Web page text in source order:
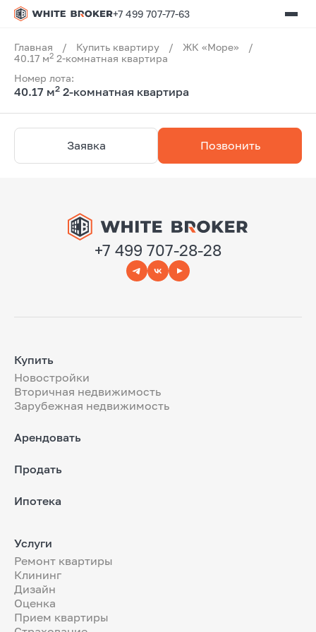
+7 499 707-77-63
Главная / Купить квартиру / ЖК «Море»
/
40.17 м2 2-комнатная квартира
Номер лота:
40.17 м2 2-комнатная квартира
Заявка Позвонить
+7 499 707-28-28
Купить
Новостройки
Вторичная недвижимость
Зарубежная недвижимость
Арендовать
Продать
Ипотека
Услуги
Ремонт квартиры
Клининг
Дизайн
Оценка
Прием квартиры